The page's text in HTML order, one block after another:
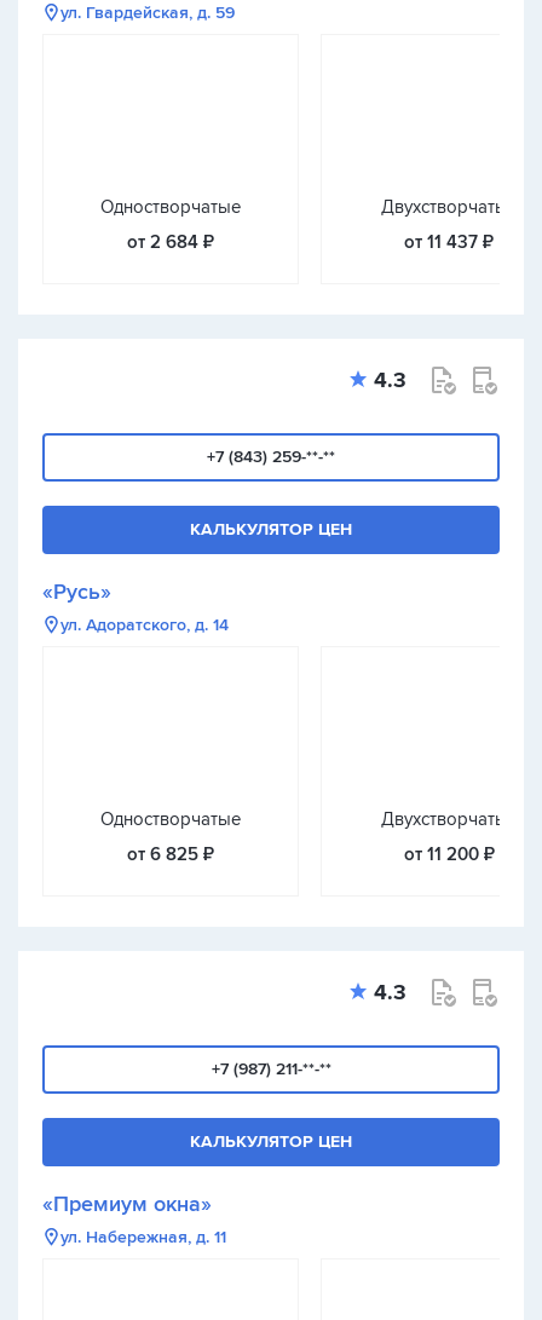
ул. Гвардейская, д. 59
Одностворчатые
от 2 684 ₽
Двухстворчатые
от 11 437 ₽
4.3
+7 (843) 259-**-**
КАЛЬКУЛЯТОР ЦЕН
«Русь»
ул. Адоратского, д. 14
Одностворчатые
от 6 825 ₽
Двухстворчатые
от 11 200 ₽
4.3
+7 (987) 211-**-**
КАЛЬКУЛЯТОР ЦЕН
«Премиум окна»
ул. Набережная, д. 11